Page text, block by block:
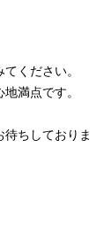
ください。
満点です。
ちしておりま